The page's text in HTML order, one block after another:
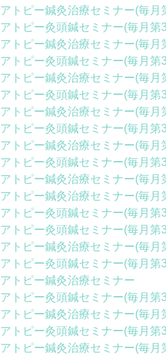
アトピー鍼灸治療セミナー(毎月
アトピー灸頭鍼セミナー(毎月第
アトピー鍼灸治療セミナー(毎月
アトピー灸頭鍼セミナー(毎月第
アトピー鍼灸治療セミナー(毎月
アトピー灸頭鍼セミナー(毎月第
アトピー鍼灸治療セミナー(毎月
アトピー灸頭鍼セミナー(毎月第
アトピー鍼灸治療セミナー(毎月
アトピー灸頭鍼セミナー(毎月第
アトピー鍼灸治療セミナー(毎月
アトピー鍼灸治療セミナー(毎月
アトピー灸頭鍼セミナー(毎月第
アトピー灸頭鍼セミナー(毎月第
アトピー鍼灸治療セミナー(毎月
アトピー灸頭鍼セミナー(毎月第
アトピー鍼灸治療セミナー
アトピー灸頭鍼セミナー(毎月第
アトピー鍼灸治療セミナー(毎月
アトピー灸頭鍼セミナー(毎月第
アトピー鍼灸治療セミナー(毎月